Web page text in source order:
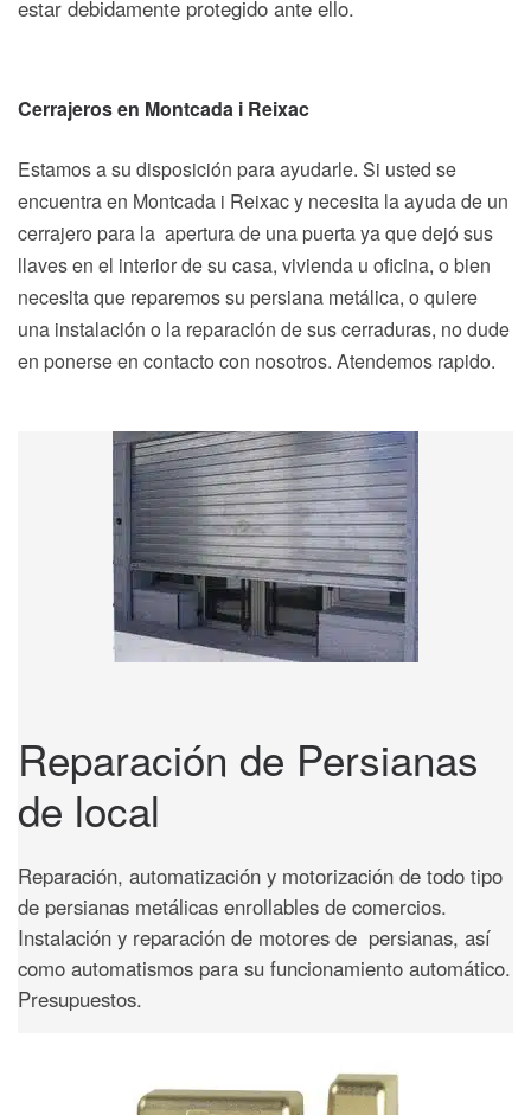
estar debidamente protegido ante ello.
Cerrajeros en Montcada i Reixac
Estamos a su disposición para ayudarle. Si usted se
encuentra en Montcada i Reixac y necesita la ayuda de un
cerrajero para la apertura de una puerta ya que dejó sus
llaves en el interior de su casa, vivienda u oficina, o bien
necesita que reparemos su persiana metálica, o quiere
una instalación o la reparación de sus cerraduras, no dude
en ponerse en contacto con nosotros. Atendemos rapido.
Reparación de Persianas
de local
Reparación, automatización y motorización de todo tipo
de persianas metálicas enrollables de comercios.
Instalación y reparación de motores de persianas, así
como automatismos para su funcionamiento automático.
Presupuestos.